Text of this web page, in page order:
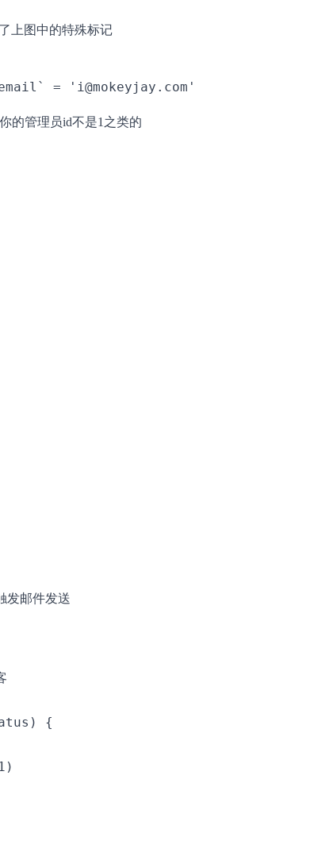
上图中的特殊标记
的管理员id不是1之类的
发邮件发送
{